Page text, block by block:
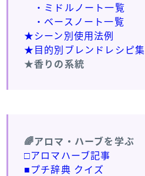
・ミドルノート一覧
・ベースノート一覧
★シーン別使用法例
★目的別ブレンドレシピ集
★香りの系統
🌈アロマ・ハーブを学ぶ
□アロマハーブ記事
■プチ辞典 クイズ